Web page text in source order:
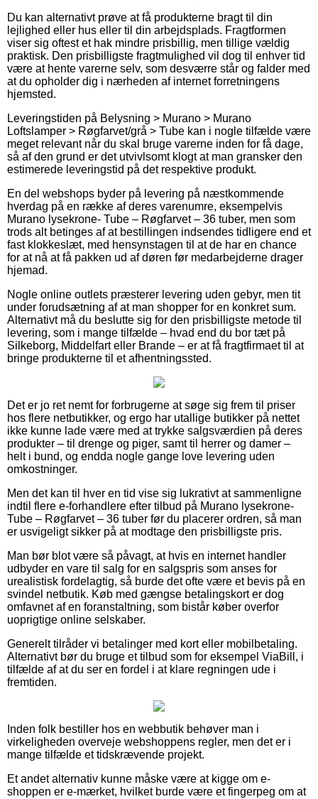
Du kan alternativt prøve at få produkterne bragt til din
lejlighed eller hus eller til din arbejdsplads. Fragtformen
viser sig oftest et hak mindre prisbillig, men tillige vældig
praktisk. Den prisbilligste fragtmulighed vil dog til enhver tid
være at hente varerne selv, som desværre står og falder med
at du opholder dig i nærheden af internet forretningens
hjemsted.
Leveringstiden på Belysning > Murano > Murano
Loftslamper > Røgfarvet/grå > Tube kan i nogle tilfælde være
meget relevant når du skal bruge varerne inden for få dage,
så af den grund er det utvivlsomt klogt at man gransker den
estimerede leveringstid på det respektive produkt.
En del webshops byder på levering på næstkommende
hverdag på en række af deres varenumre, eksempelvis
Murano lysekrone- Tube – Røgfarvet – 36 tuber, men som
trods alt betinges af at bestillingen indsendes tidligere end et
fast klokkeslæt, med hensynstagen til at de har en chance
for at nå at få pakken ud af døren før medarbejderne drager
hjemad.
Nogle online outlets præsterer levering uden gebyr, men tit
under forudsætning af at man shopper for en konkret sum.
Alternativt må du beslutte sig for den prisbilligste metode til
levering, som i mange tilfælde – hvad end du bor tæt på
Silkeborg, Middelfart eller Brande – er at få fragtfirmaet til at
bringe produkterne til et afhentningssted.
Det er jo ret nemt for forbrugerne at søge sig frem til priser
hos flere netbutikker, og ergo har utallige butikker på nettet
ikke kunne lade være med at trykke salgsværdien på deres
produkter – til drenge og piger, samt til herrer og damer –
helt i bund, og endda nogle gange love levering uden
omkostninger.
Men det kan til hver en tid vise sig lukrativt at sammenligne
indtil flere e-forhandlere efter tilbud på Murano lysekrone-
Tube – Røgfarvet – 36 tuber før du placerer ordren, så man
er usvigeligt sikker på at modtage den prisbilligste pris.
Man bør blot være så påvagt, at hvis en internet handler
udbyder en vare til salg for en salgspris som anses for
urealistisk fordelagtig, så burde det ofte være et bevis på en
svindel netbutik. Køb med gængse betalingskort er dog
omfavnet af en foranstaltning, som bistår køber overfor
uoprigtige online selskaber.
Generelt tilråder vi betalinger med kort eller mobilbetaling.
Alternativt bør du bruge et tilbud som for eksempel ViaBill, i
tilfælde af at du ser en fordel i at klare regningen ude i
fremtiden.
Inden folk bestiller hos en webbutik behøver man i
virkeligheden overveje webshoppens regler, men det er i
mange tilfælde et tidskrævende projekt.
Et andet alternativ kunne måske være at kigge om e-
shoppen er e-mærket, hvilket burde være et fingerpeg om at